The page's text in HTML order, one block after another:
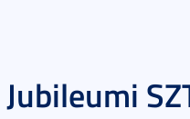
Jubileumi